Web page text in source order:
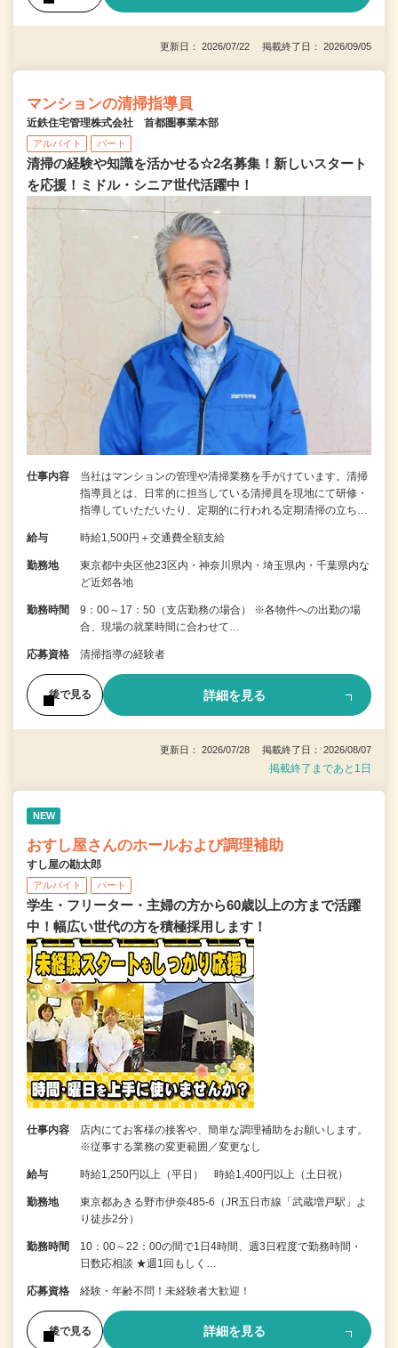
更新日： 2026/07/22 掲載終了日： 2026/09/05
マンションの清掃指導員
近鉄住宅管理株式会社 首都圏事業本部
アルバイト パート
清掃の経験や知識を活かせる☆2名募集！新しいスタート
を応援！ミドル・シニア世代活躍中！
仕事内容
当社はマンションの管理や清掃業務を手がけています。清掃
指導員とは、日常的に担当している清掃員を現地にて研修・
指導していただいたり、定期的に行われる定期清掃の立ち…
給与 時給1,500円＋交通費全額支給
勤務地
東京都中央区他23区内・神奈川県内・埼玉県内・千葉県内な
ど近郊各地
勤務時間
9：00～17：50（支店勤務の場合） ※各物件への出勤の場
合、現場の就業時間に合わせて…
応募資格 清掃指導の経験者
後で見る 詳細を見る
更新日： 2026/07/28 掲載終了日： 2026/08/07
掲載終了まであと1日
NEW
おすし屋さんのホールおよび調理補助
すし屋の勘太郎
アルバイト パート
学生・フリーター・主婦の方から60歳以上の方まで活躍
中！幅広い世代の方を積極採用します！
仕事内容
店内にてお客様の接客や、簡単な調理補助をお願いします。
※従事する業務の変更範囲／変更なし
給与 時給1,250円以上（平日） 時給1,400円以上（土日祝）
勤務地
東京都あきる野市伊奈485-6（JR五日市線「武蔵増戸駅」よ
り徒歩2分）
勤務時間
10：00～22：00の間で1日4時間、週3日程度で勤務時間・
日数応相談 ★週1回もしく…
応募資格 経験・年齢不問！未経験者大歓迎！
後で見る 詳細を見る